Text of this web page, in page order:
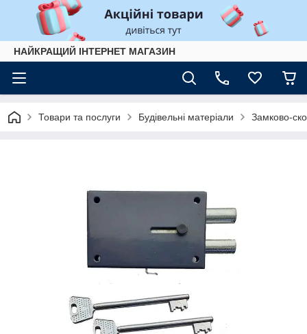
НАЙКРАЩИЙ ІНТЕРНЕТ МАГАЗИН
Товари та послуги Будівельні матеріали Замково-